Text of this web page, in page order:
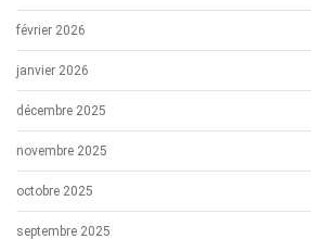
février 2026
janvier 2026
décembre 2025
novembre 2025
octobre 2025
septembre 2025